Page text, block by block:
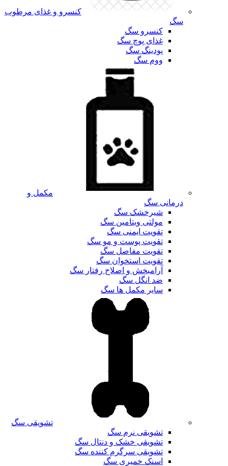
کنسرو و غذای مرطوب
سگ
کنسرو سگ
غذای پوچ سگ
پودینگ سگ
ووم سگ
مکمل و
درمانی سگ
شیرخشک سگ
مولتی ویتامین سگ
تقویت ایمنی سگ
تقویت پوست و مو سگ
تقویت مفاصل سگ
تقویت استخوان سگ
آرامبخش و اصلاح رفتار سگ
ضد انگل سگ
سایر مکمل ها سگ
تشویقی سگ
تشویقی نرم سگ
تشویقی خشک و دنتال سگ
تشویقی سرگرم کننده سگ
اسنک خمیری سگ